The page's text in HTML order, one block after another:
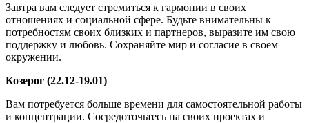
Завтра вам следует стремиться к гармонии в своих
отношениях и социальной сфере. Будьте внимательны к
потребностям своих близких и партнеров, выразите им свою
поддержку и любовь. Сохраняйте мир и согласие в своем
окружении.
Козерог (22.12-19.01)
Вам потребуется больше времени для самостоятельной работы
и концентрации. Сосредоточьтесь на своих проектах и